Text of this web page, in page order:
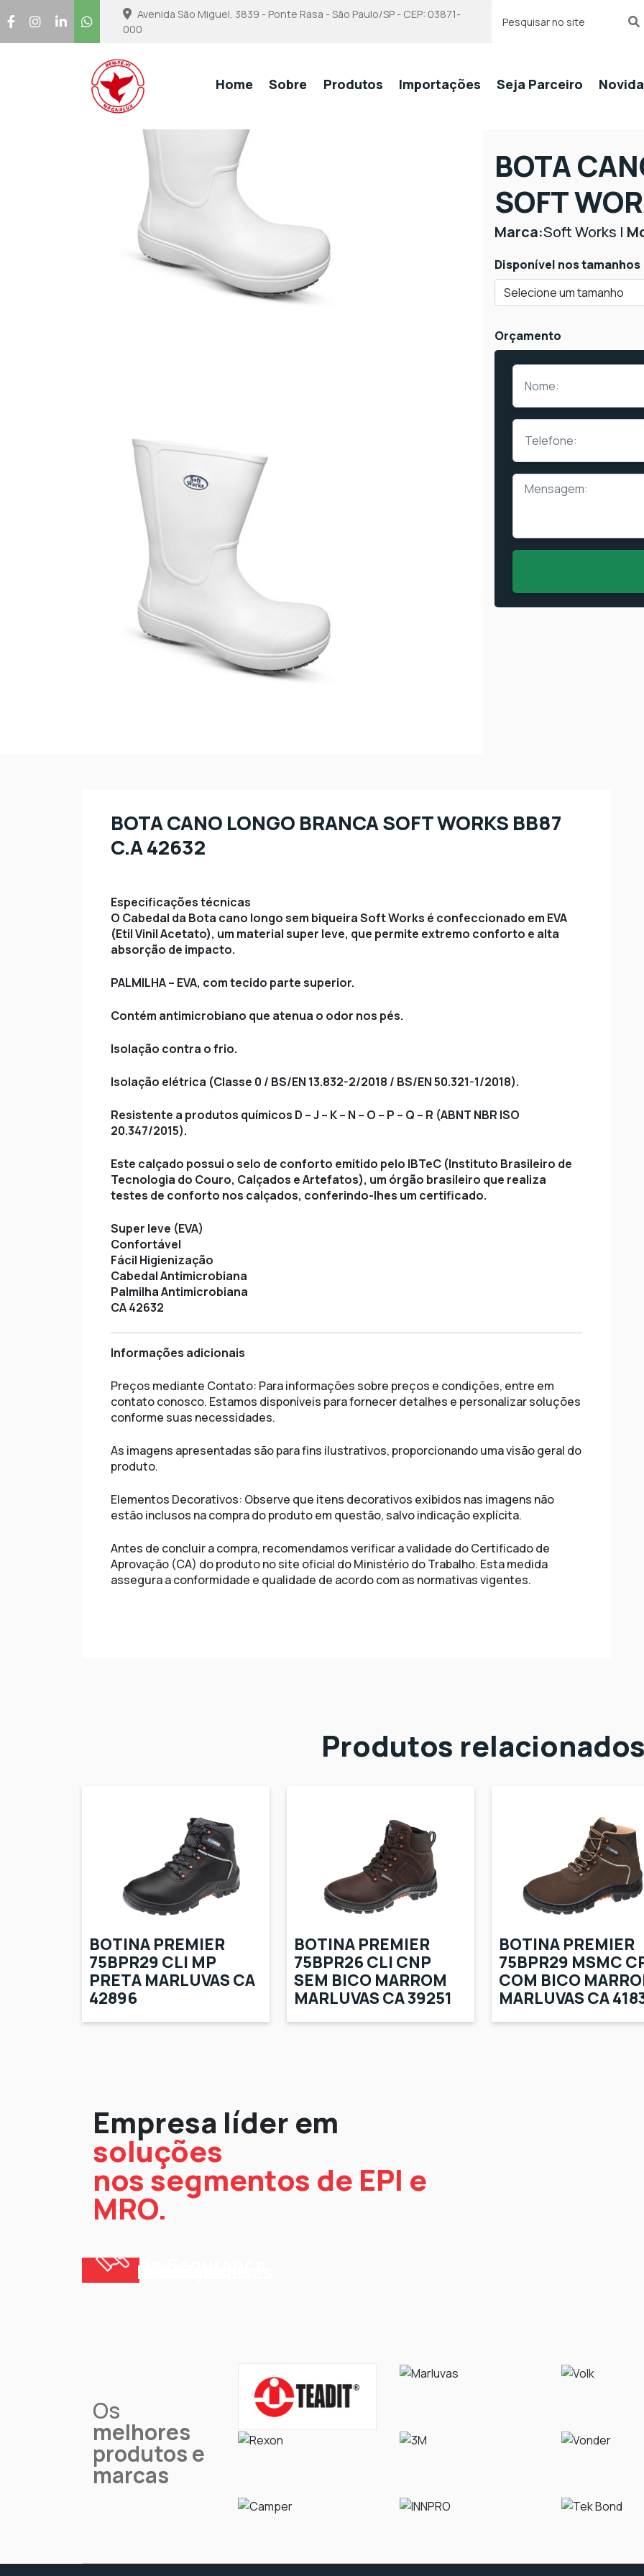
Avenida São Miguel, 3839 - Ponte Rasa - São Paulo/SP - CEP: 03871-
000
Home Sobre Produtos Importações Seja Parceiro
BOTA
SOFT
Marca:Soft Works |
Disponível nos tamanhos
Orçamento
BOTA CANO LONGO BRANCA SOFT WORKS BB87
C.A 42632
Especificações técnicas
O Cabedal da Bota cano longo sem biqueira Soft Works é confeccionado em EVA
(Etil Vinil Acetato), um material super leve, que permite extremo conforto e alta
absorção de impacto.
PALMILHA – EVA, com tecido parte superior.
Contém antimicrobiano que atenua o odor nos pés.
Isolação contra o frio.
Isolação elétrica (Classe 0 / BS/EN 13.832-2/2018 / BS/EN 50.321-1/2018).
Resistente a produtos químicos D – J – K – N – O – P – Q – R (ABNT NBR ISO
20.347/2015).
Este calçado possui o selo de conforto emitido pelo IBTeC (Instituto Brasileiro de
Tecnologia do Couro, Calçados e Artefatos), um órgão brasileiro que realiza
testes de conforto nos calçados, conferindo-lhes um certificado.
Super leve (EVA)
Confortável
Fácil Higienização
Cabedal Antimicrobiana
Palmilha Antimicrobiana
CA 42632
Informações adicionais
Preços mediante Contato: Para informações sobre preços e condições, entre em
contato conosco. Estamos disponíveis para fornecer detalhes e personalizar soluções
conforme suas necessidades.
As imagens apresentadas são para fins ilustrativos, proporcionando uma visão geral do
produto.
Elementos Decorativos: Observe que itens decorativos exibidos nas imagens não
estão inclusos na compra do produto em questão, salvo indicação explícita.
Antes de concluir a compra, recomendamos verificar a validade do Certificado de
Aprovação (CA) do produto no site oficial do Ministério do Trabalho. Esta medida
assegura a conformidade e qualidade de acordo com as normativas vigentes.
Produtos
BOTINA PREMIER
75BPR29 CLI MP
PRETA MARLUVAS CA
42896
BOTINA PREMIER
75BPR26 CLI CNP
SEM BICO MARROM
MARLUVAS CA 39251
BOTINA PREMIER
75BPR29 MSMC
COM BICO
MARLUVAS CA
Empresa líder em
soluções
nos segmentos de EPI e
MRO.
Para
Para
Para
Para
todas as
Indústrias
Os
melhores
produtos e
marcas